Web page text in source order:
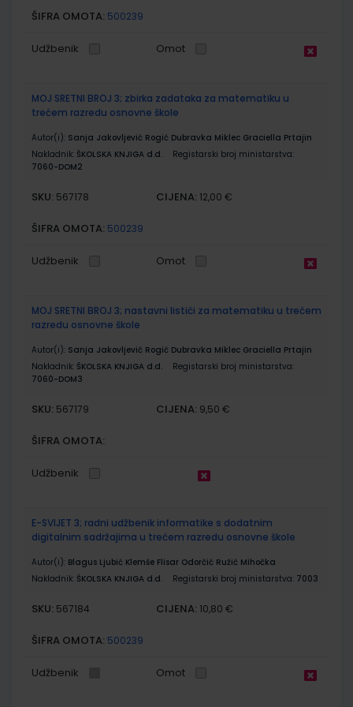
ŠIFRA OMOTA: 500239
Udžbenik Omot
MOJ SRETNI BROJ 3; zbirka zadataka za matematiku u
trećem razredu osnovne škole
Autor(i): Sanja Jakovljević Rogić Dubravka Miklec Graciella Prtajin
Nakladnik: ŠKOLSKA KNJIGA d.d.
Registarski broj ministarstva:
7060-DOM2
SKU: 567178 CIJENA: 12,00 €
ŠIFRA OMOTA: 500239
Udžbenik Omot
MOJ SRETNI BROJ 3; nastavni listići za matematiku u trećem
razredu osnovne škole
Autor(i): Sanja Jakovljević Rogić Dubravka Miklec Graciella Prtajin
Nakladnik: ŠKOLSKA KNJIGA d.d.
Registarski broj ministarstva:
7060-DOM3
SKU: 567179 CIJENA: 9,50 €
ŠIFRA OMOTA:
Udžbenik
E-SVIJET 3; radni udžbenik informatike s dodatnim
digitalnim sadržajima u trećem razredu osnovne škole
Autor(i): Blagus Ljubić Klemše Flisar Odorčić Ružić Mihočka
Nakladnik: ŠKOLSKA KNJIGA d.d. Registarski broj ministarstva: 7003
SKU: 567184 CIJENA: 10,80 €
ŠIFRA OMOTA: 500239
Udžbenik Omot